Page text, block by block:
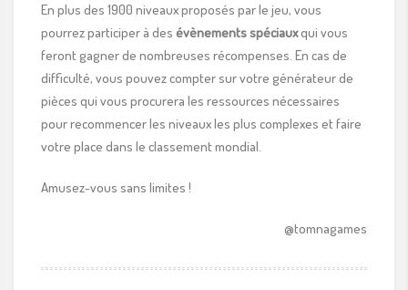
En plus des 1900 niveaux proposés par le jeu, vous
pourrez participer à des évènements spéciauxqui vous
feront gagner de nombreuses récompenses. En cas de
difficulté, vous pouvez compter sur votre générateur de
pièces qui vous procurera les ressources nécessaires
pour recommencer les niveaux les plus complexes et faire
votre place dans le classement mondial.
Amusez-vous sans limites !
@tomnagames